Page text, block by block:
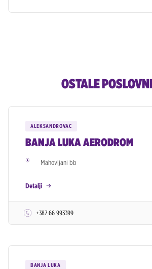
OSTALE
ALEKSANDROVAC
BANJA LUKA AERODROM
Mahovljani bb
Detalji
+387 66 993399
BANJA LUKA